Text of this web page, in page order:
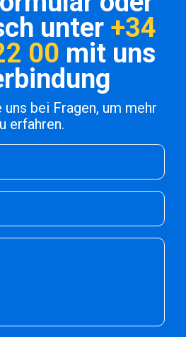
unter +34
00 mit uns
bei Fragen, um mehr
erfahren.